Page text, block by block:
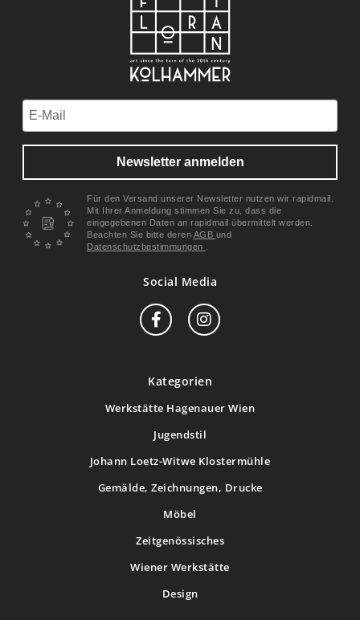
Newsletter anmelden
Für den Versand unserer Newsletter nutzen wir rapidmail.
Mit Ihrer Anmeldung stimmen Sie zu, dass die
eingegebenen Daten an rapidmail übermittelt werden.
Beachten Sie bitte deren AGB und
Datenschutzbestimmungen .
Social Media
Kategorien
Werkstätte Hagenauer Wien
Jugendstil
Johann Loetz-Witwe Klostermühle
Gemälde, Zeichnungen, Drucke
Möbel
Zeitgenössisches
Wiener Werkstätte
Design